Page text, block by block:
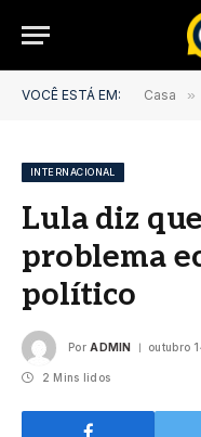
VOCÊ ESTÁ EM: Casa »
INTERNACIONAL
Lula diz
problema
político
Por ADMIN outubro
2 Mins lidos